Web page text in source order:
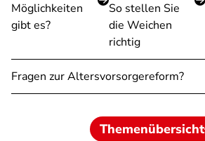
Möglichkeiten
gibt es?
So stellen Sie
die Weichen
richtig
Fragen zur Altersvorsorgereform?
Themenübersicht